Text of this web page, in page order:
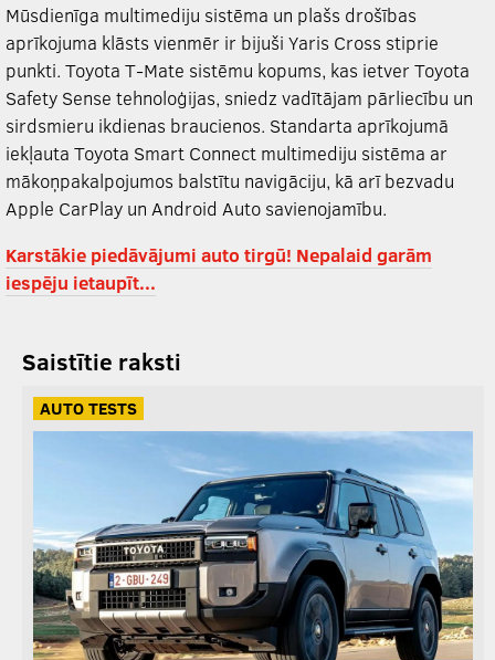
Mūsdienīga multimediju sistēma un plašs drošības
aprīkojuma klāsts vienmēr ir bijuši Yaris Cross stiprie
punkti. Toyota T-Mate sistēmu kopums, kas ietver Toyota
Safety Sense tehnoloģijas, sniedz vadītājam pārliecību un
sirdsmieru ikdienas braucienos. Standarta aprīkojumā
iekļauta Toyota Smart Connect multimediju sistēma ar
mākoņpakalpojumos balstītu navigāciju, kā arī bezvadu
Apple CarPlay un Android Auto savienojamību.
Karstākie piedāvājumi auto tirgū! Nepalaid garām
iespēju ietaupīt...
Saistītie raksti
AUTO TESTS